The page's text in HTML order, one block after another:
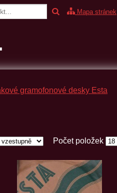
Mapa stránek
gramofonové desky Esta
Počet položek